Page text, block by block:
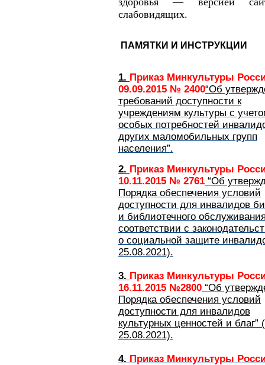
слабовидящих.
ПАМЯТКИ И ИНСТРУКЦИИ
1. Приказ Минкультуры
09.09.2015 № 2400“Об
требований доступности к
учреждениям культуры с
особых потребностей
других маломобильных групп
населения”.
2. Приказ Минкультуры
10.11.2015 № 2761 “Об
Порядка обеспечения условий
доступности для инвалидов
и библиотечного
соответствии с
о социальной защите
25.08.2021).
3. Приказ Минкультуры
16.11.2015 №2800 “Об
Порядка обеспечения условий
доступности для инвалидов
культурных ценностей и благ”
25.08.2021).
4. Приказ Минкультуры